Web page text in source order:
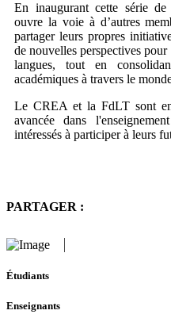
En inaugurant cette série de
ouvre la voie à d’autres
partager leurs propres
de nouvelles perspectives
langues, tout en
académiques à travers le
Le CREA et la FdLT sont
avancée dans
intéressés à participer à leurs
PARTAGER :
Étudiants
Enseignants